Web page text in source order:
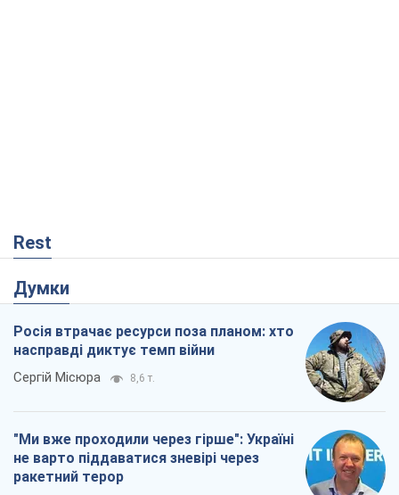
Rest
Думки
Росія втрачає ресурси поза планом: хто
насправді диктує темп війни
Сергій Місюра 8,6 т.
"Ми вже проходили через гірше": Україні
не варто піддаватися зневірі через
ракетний терор